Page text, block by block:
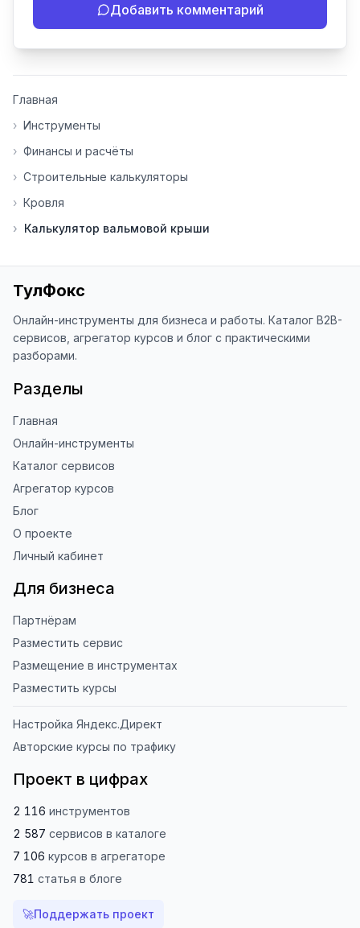
некорректно
инструменты нуждаются в доработке.
основе вашей обратной связи.
⭐ Если вам нравится ToolFox — буду
«Оценить сайт» в панели браузера).
наши инструменты!
Благодарю за доверие и
использование ToolFox! 🚀
Добавить комментарий
Главная
› Инструменты
› Финансы и расчёты
› Строительные калькуляторы
› Кровля
› Калькулятор вальмовой крыши
ТулФокс
Онлайн-инструменты для бизнеса и работы. Каталог B2B-
сервисов, агрегатор курсов и блог с практическими
разборами.
Разделы
Главная
Онлайн-инструменты
Каталог сервисов
Агрегатор курсов
Блог
О проекте
Личный кабинет
Для бизнеса
Партнёрам
Разместить сервис
Размещение в инструментах
Разместить курсы
Настройка Яндекс.Директ
Авторские курсы по трафику
Проект в цифрах
2 116 инструментов
2 587 сервисов в каталоге
7 106 курсов в агрегаторе
781 статья в блоге
🚀Поддержать проект